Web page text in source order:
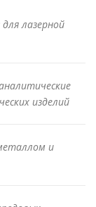
лазерной
изделий
и